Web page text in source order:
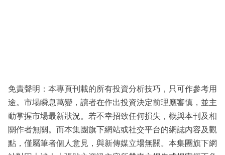
免責聲明：本專頁刊載的所有投資分析技巧，只可作參考用
途。市場瞬息萬變，讀者在作出投資決定前理應審慎，並主
動掌握市場最新狀況。若不幸招致任何損失，概與本刊及相
關作者無關。而本集團旗下網站或社交平台的網誌內容及觀
點，僅屬筆者個人意見，與新傳媒立場無關。本集團旗下網